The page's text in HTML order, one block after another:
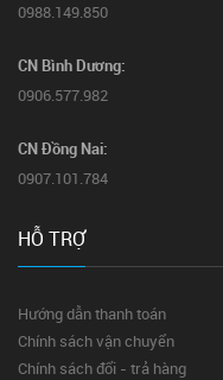
0988.149.850
CN Bình Dương:
0906.577.982
CN Đồng Nai:
0907.101.784
HỖ TRỢ
Hướng dẫn thanh toán
Chính sách vận chuyển
Chính sách đổi - trả hàng